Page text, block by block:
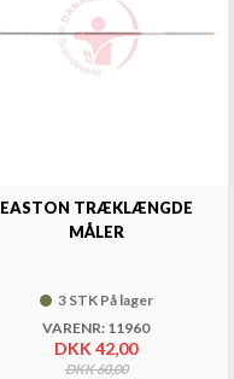
EASTON TRÆKLÆNGDE
MÅLER
3 STK På lager
VARENR: 11960
DKK 42,00
DKK 60,00